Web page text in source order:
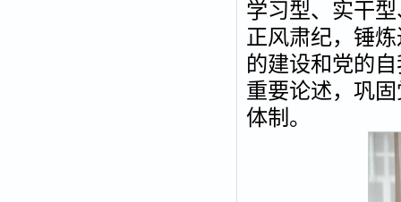
学习型、实干
正风肃纪，锤
的建设和党的
重要论述，巩
体制。